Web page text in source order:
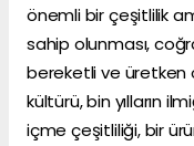
önemli bir çeşitlilik
sahip olunması,
bereketli ve üretken
kültürü, bin yılların
içme çeşitliliği, bir